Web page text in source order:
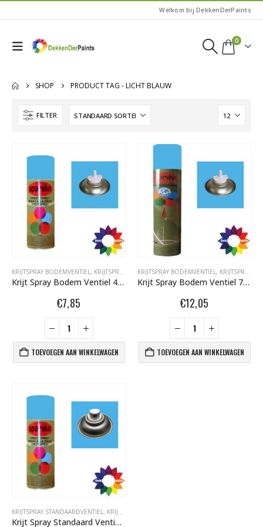
Welkom bij DekkenDerPaints
0
SHOP PRODUCT TAG -LICHT BLAUW
FILTER
KRIJTSPRAY BODEMVENTIEL, KRIJTSPRAY BODEMVENTIEL 400 ML ,SPARVAR GRAFFITI
Krijt Spray Bodem Ventiel 400ml Licht Blauw 6001074
€7,85
TOEVOEGEN AAN WINKELWAGEN
KRIJTSPRAY BODEMVENTIEL, KRIJTSPRAY BODEMVENTIEL 750 ML
Krijt Spray Bodem Ventiel 750ml Licht Blauw 6031392
€12,05
TOEVOEGEN AAN WINKELWAGEN
KRIJTSPRAY STANDAARDVENTIEL, KRIJTSPRAY STANDAARDVENTIEL 400 ML
Krijt Spray Standaard Ventiel Licht Blauw 400ml 6000695